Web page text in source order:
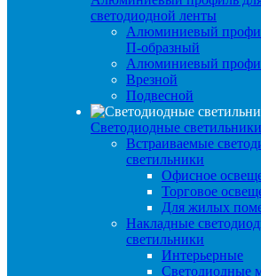
светодиодной ленты
Алюминиевый
П-образный
Алюминиевый
Врезной
Подвесной
Светодиодные светильники
Встраиваемые
светильники
Офисное
Торговое
Для жилых
Накладные
светильники
Интерьерные
Светодиодные